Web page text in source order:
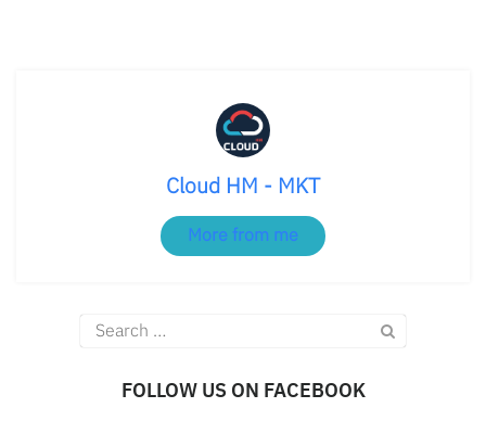
Cloud HM - MKT
More from me
Search
for:
FOLLOW US ON FACEBOOK